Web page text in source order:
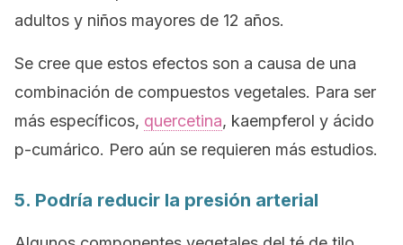
adultos y niños mayores de 12 años.
Se cree que estos efectos son a causa de una
combinación de compuestos vegetales. Para ser
más específicos, quercetina, kaempferol y ácido
p-cumárico. Pero aún se requieren más estudios.
5. Podría reducir la presión arterial